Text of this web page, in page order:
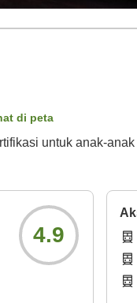
di peta
untuk anak-
4.9